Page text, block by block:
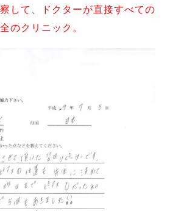
して、ドクターが直接すべての
のクリニック。